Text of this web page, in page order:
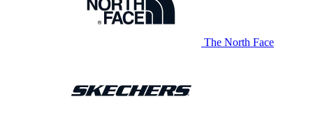
The North Face